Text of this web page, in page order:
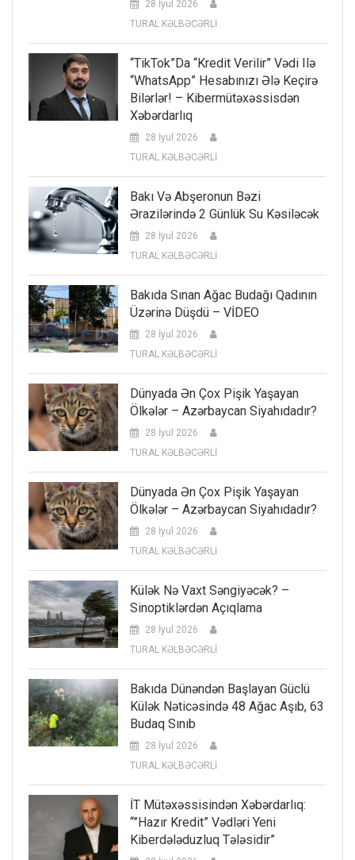
28 İyul 2026
TURAL KƏLBƏCƏRLİ
“TikTok”da “kredit Verilir” Vədi Ilə
“WhatsApp” Hesabınızı Ələ Keçirə
Bilərlər! – Kibermütəxəssisdən
Xəbərdarlıq
28 İyul 2026
TURAL KƏLBƏCƏRLİ
Bakı Və Abşeronun Bəzi
Ərazilərində 2 Günlük Su Kəsiləcək
28 İyul 2026
TURAL KƏLBƏCƏRLİ
Bakıda Sınan Ağac Budağı Qadının
Üzərinə Düşdü – VİDEO
28 İyul 2026
TURAL KƏLBƏCƏRLİ
Dünyada Ən Çox Pişik Yaşayan
Ölkələr – Azərbaycan Siyahıdadır?
28 İyul 2026
TURAL KƏLBƏCƏRLİ
Dünyada Ən Çox Pişik Yaşayan
Ölkələr – Azərbaycan Siyahıdadır?
28 İyul 2026
TURAL KƏLBƏCƏRLİ
Külək Nə Vaxt Səngiyəcək? –
Sinoptiklərdən Açıqlama
28 İyul 2026
TURAL KƏLBƏCƏRLİ
Bakıda Dünəndən Başlayan Güclü
Külək Nəticəsində 48 Ağac Aşıb, 63
Budaq Sınıb
28 İyul 2026
TURAL KƏLBƏCƏRLİ
İT Mütəxəssisindən Xəbərdarlıq:
“”Hazır Kredit” Vədləri Yeni
Kiberdələduzluq Tələsidir”